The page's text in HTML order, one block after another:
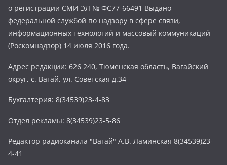
о регистрации СМИ ЭЛ № ФС77-66491 Выдано
федеральной службой по надзору в сфере связи,
информационных технологий и массовый коммуникаций
(Роскомнадзор) 14 июля 2016 года.
Адрес редакции: 626 240, Тюменская область, Вагайский
округ, с. Вагай, ул. Советская д.34
Бухгалтерия: 8(34539)23-4-83
Отдел рекламы: 8(34539)23-5-86
Редактор радиоканала "Вагай" А.В. Ламинская 8(34539)23-
4-41